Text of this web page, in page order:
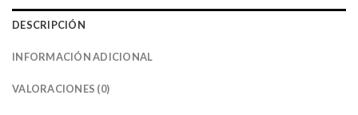
DESCRIPCIÓN
INFORMACIÓN ADICIONAL
VALORACIONES (0)